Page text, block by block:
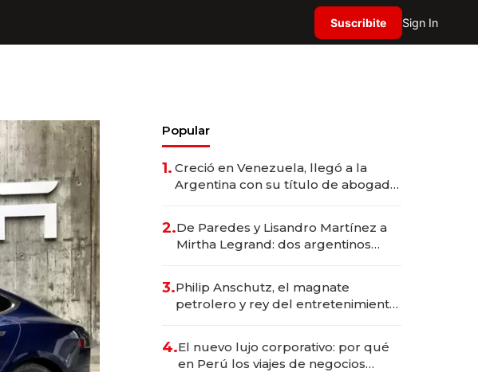
Suscribite Sign In
Popular
1. Creció en Venezuela, llegó a la
Argentina con su título de abogado
marcas "fast premium"
2.De Paredes y Lisandro Martínez a
Mirtha Legrand: dos argentinos
3.Philip Anschutz, el magnate
petrolero y rey del entretenimiento
4.El nuevo lujo corporativo: por qué
en Perú los viajes de negocios